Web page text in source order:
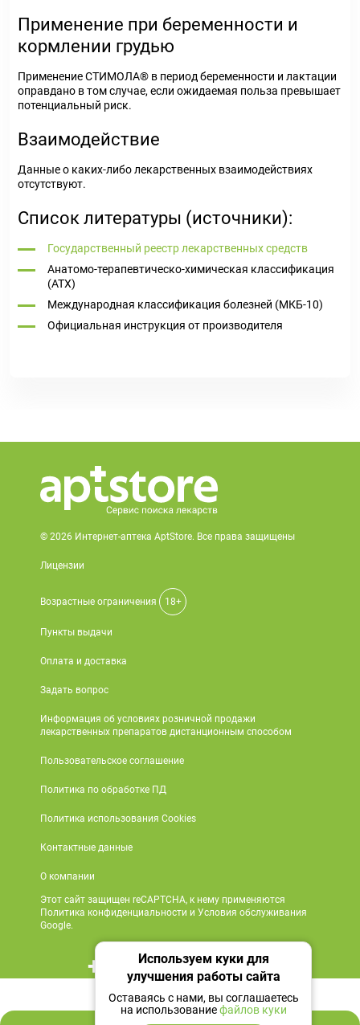
1 158 ₽
Применение при беременности и
кормлении грудью
Применение СТИМОЛА® в период беременности и лактации
оправдано в том случае, если ожидаемая польза превышает
потенциальный риск.
Взаимодействие
Данные о каких-либо лекарственных взаимодействиях
отсутствуют.
Список литературы (источники):
Государственный реестр лекарственных средств
Анатомо-терапевтическо-химическая классификация
(ATX)
Международная классификация болезней (МКБ-10)
Официальная инструкция от производителя
© 2026 Интернет-аптека AptStore. Все права защищены
Лицензии
Возрастные ограничения 18+
Пункты выдачи
Оплата и доставка
Задать вопрос
Информация об условиях розничной продажи
лекарственных препаратов дистанционным способом
Пользовательское соглашение
Политика по обработке ПД
Политика использования Cookies
Контактные данные
О компании
Этот сайт защищен reCAPTCHA, к нему применяются
Политика конфиденциальности и Условия обслуживания
Google.
+7 495 419 18 18
Мы в социальных сетях
Используем куки для
улучшения работы сайта
Оставаясь с нами, вы соглашаетесь
на использованиефайлов куки